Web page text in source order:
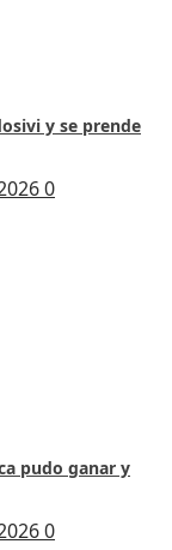
y se prende
0
pudo ganar y
0